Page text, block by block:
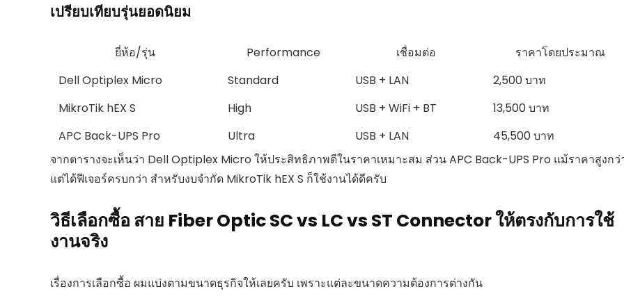
เปรียบเทียบรุ่นยอดนิยม
ยี่ห้อ/รุ่น Performance เชื่อมต่อ
ราคาโดยประมาณ
Dell Optiplex Micro
Standard USB + LAN
2,500 บาท
MikroTik hEX S
High USB + WiFi + BT
13,500 บาท
APC Back-UPS Pro
Ultra USB + LAN
45,500 บาท
จากตารางจะเห็นว่า Dell Optiplex Micro ให้ประสิทธิภาพดีในราคาเหมาะสม ส่วน APC Back-UPS Pro แม้ราคาสูงกว่
แต่ได้ฟีเจอร์ครบกว่า สำหรับงบจำกัด MikroTik hEX S ก็ใช้งานได้ดีครับ
วิธีเลือกซื้อ สาย Fiber Optic SC vs LC vs ST Connector ให้ตรงกับการใช้
งานจริง
เรื่องการเลือกซื้อ ผมแบ่งตามขนาดธุรกิจให้เลยครับ เพราะแต่ละขนาดความต้องการต่างกัน